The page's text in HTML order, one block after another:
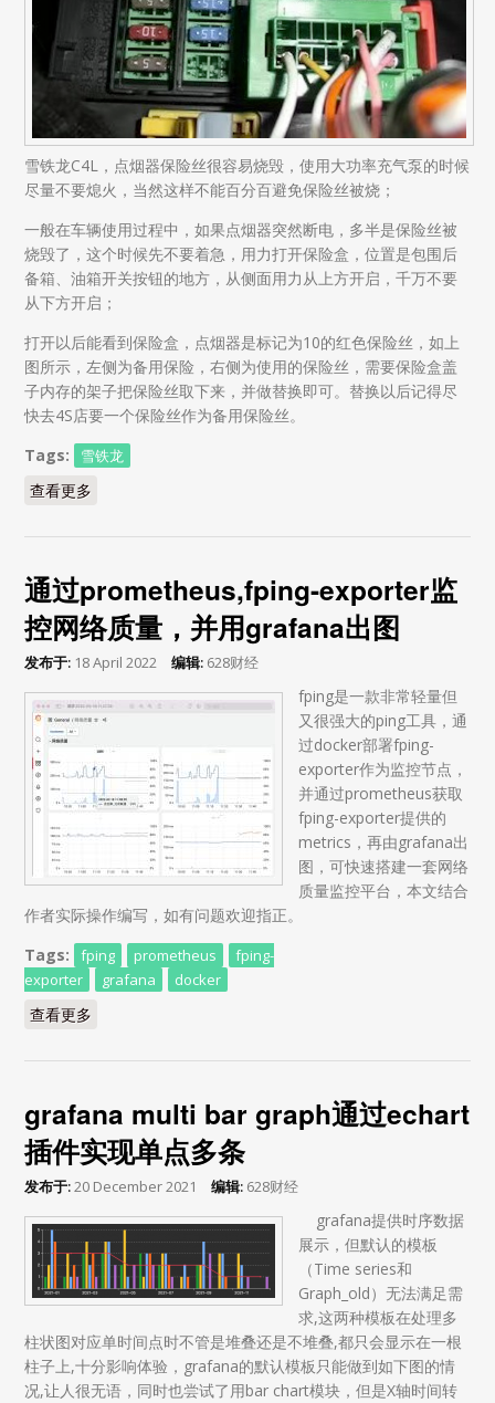
雪铁龙C4L，点烟器保险丝很容易烧毁，使用大功率充气泵的时候
尽量不要熄火，当然这样不能百分百避免保险丝被烧；
一般在车辆使用过程中，如果点烟器突然断电，多半是保险丝被
烧毁了，这个时候先不要着急，用力打开保险盒，位置是包围后
备箱、油箱开关按钮的地方，从侧面用力从上方开启，千万不要
从下方开启；
打开以后能看到保险盒，点烟器是标记为10的红色保险丝，如上
图所示，左侧为备用保险，右侧为使用的保险丝，需要保险盒盖
子内存的架子把保险丝取下来，并做替换即可。替换以后记得尽
快去4S店要一个保险丝作为备用保险丝。
Tags:
雪铁龙
查看更多
通过prometheus,fping-exporter监
控网络质量，并用grafana出图
发布于: 18 April 2022 编辑: 628财经
fping是一款非常轻量但
又很强大的ping工具，通
过docker部署fping-
exporter作为监控节点，
并通过prometheus获取
fping-exporter提供的
metrics，再由grafana出
图，可快速搭建一套网络
质量监控平台，本文结合
作者实际操作编写，如有问题欢迎指正。
Tags:
fping prometheus
fping-
exporter
grafana docker
查看更多
grafana multi bar graph通过echart
插件实现单点多条
发布于:20 December 2021 编辑: 628财经
grafana提供时序数据
展示，但默认的模板
（Time series和
Graph_old）无法满足需
求,这两种模板在处理多
柱状图对应单时间点时不管是堆叠还是不堆叠,都只会显示在一根
柱子上,十分影响体验，grafana的默认模板只能做到如下图的情
况,让人很无语，同时也尝试了用bar chart模块，但是X轴时间转